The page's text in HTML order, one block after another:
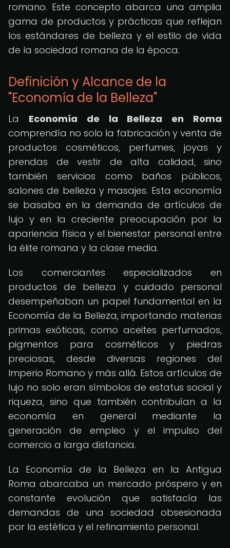
romano. Este concepto abarca una amplia
gama de productos y prácticas que reflejan
los estándares de belleza y el estilo de vida
de la sociedad romana de la época.
Definición y Alcance de la
"Economía de la Belleza"
La Economía de la Belleza en Roma
comprendía no solo la fabricación y venta de
productos cosméticos, perfumes, joyas y
prendas de vestir de alta calidad, sino
también servicios como baños públicos,
salones de belleza y masajes. Esta economía
se basaba en la demanda de artículos de
lujo y en la creciente preocupación por la
apariencia física y el bienestar personal entre
la élite romana y la clase media.
Los comerciantes especializados en
productos de belleza y cuidado personal
desempeñaban un papel fundamental en la
Economía de la Belleza, importando materias
primas exóticas, como aceites perfumados,
pigmentos para cosméticos y piedras
preciosas, desde diversas regiones del
Imperio Romano y más allá. Estos artículos de
lujo no solo eran símbolos de estatus social y
riqueza, sino que también contribuían a la
economía en general mediante la
generación de empleo y el impulso del
comercio a larga distancia.
La Economía de la Belleza en la Antigua
Roma abarcaba un mercado próspero y en
constante evolución que satisfacía las
demandas de una sociedad obsesionada
por la estética y el refinamiento personal.